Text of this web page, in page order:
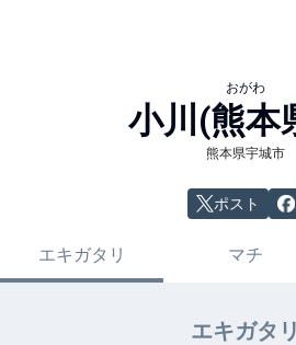
おがわ
小川(熊本
熊本県宇城市
ポスト
エキガタリ マチ
エキガタリ